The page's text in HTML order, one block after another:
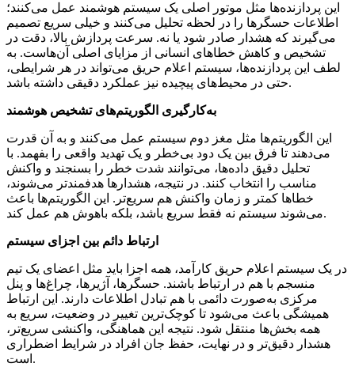
این پردازنده‌ها مثل موتور اصلی یک سیستم هوشمند عمل می‌کنند؛
اطلاعات حسگرها را در لحظه تحلیل می‌کنند و خیلی سریع تصمیم
می‌گیرند که هشدار صادر شود یا نه. سرعت پردازش بالا، دقت در
تشخیص و کاهش خطاهای انسانی از مزایای اصلی آن‌هاست. به
لطف این پردازنده‌ها، سیستم اعلام حریق می‌تواند در هر شرایطی،
حتی در محیط‌های پیچیده نیز عملکرد دقیقی داشته باشد.
به‌کارگیری الگوریتم‌های تشخیص هوشمند
این الگوریتم‌ها مثل مغز دوم سیستم عمل می‌کنند و به آن قدرت
می‌دهند تا فرق بین یک دود بی‌خطر و یک تهدید واقعی را بفهمد. با
تحلیل دقیق داده‌ها، می‌توانند شدت خطر را بسنجند و واکنش
مناسب را انتخاب کنند. در نتیجه، هشدارها هدفمندتر می‌شوند،
خطاها کمتر و زمان واکنش هم سریع‌تر. این الگوریتم‌ها باعث
می‌شوند سیستم نه فقط سریع باشد، بلکه باهوش هم عمل کند.
ارتباط دائم بین اجزای سیستم
در یک سیستم اعلام حریق کارآمد، همه اجزا باید مثل اعضای یک تیم
منسجم با هم در ارتباط باشند. حسگرها، آژیرها، چراغ‌ها و پنل
مرکزی به‌صورت دائمی با هم تبادل اطلاعات دارند. این ارتباط
همیشگی باعث می‌شود تا کوچک‌ترین تغییر در وضعیت، سریع به
همه بخش‌ها منتقل شود. نتیجه این هماهنگی، واکنشی سریع‌تر،
هشدار دقیق‌تر و در نهایت، حفظ جان افراد در شرایط اضطراری
است.